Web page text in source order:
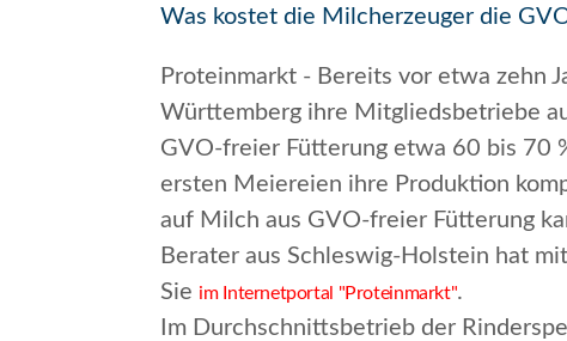
Was kostet die Milcherzeuger die
Proteinmarkt - Bereits vor etwa zehn
Württemberg ihre Mitgliedsbetriebe
GVO-freier Fütterung etwa 60 bis 70
ersten Meiereien ihre Produktion
auf Milch aus GVO-freier Fütterung
Berater aus Schleswig-Holstein hat
Sie im Internetportal "Proteinmarkt".
Im Durchschnittsbetrieb der